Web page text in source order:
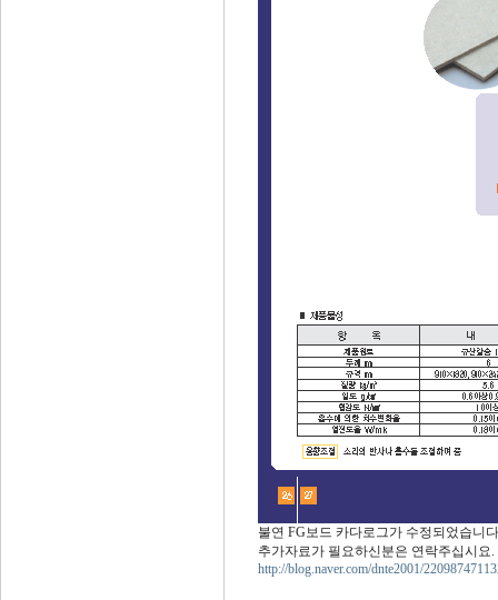
불연 FG보드 카다로그가 수정되었습니다
추가자료가 필요하신분은 연락주십시요.
http://blog.naver.com/dnte2001/